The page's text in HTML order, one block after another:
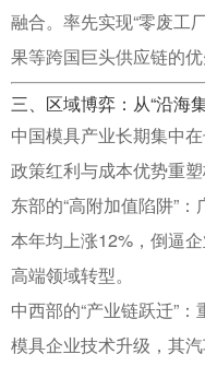
融合。率先实现“零废工
果等跨国巨头供应链的优
三、区域博弈：从“沿海
中国模具产业长期集中
政策红利与成本优势重塑
东部的“高附加值陷阱”
本年均上涨12%，倒逼
高端领域转型。
中西部的“产业链跃迁”
模具企业技术升级，其